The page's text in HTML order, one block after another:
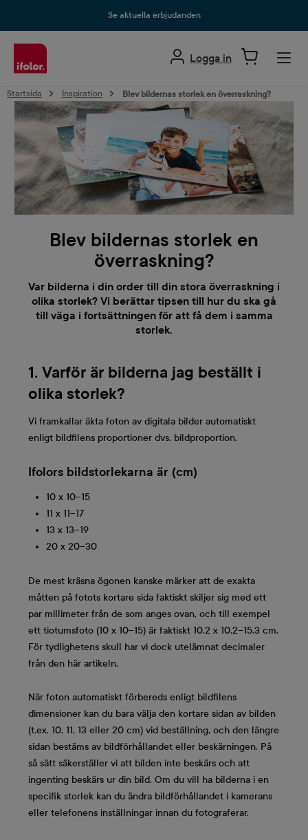
Se aktuella erbjudanden
Logga in
Startsida Inspiration Blev bildernas storlek en överraskning?
Blev bildernas storlek en
överraskning?
Var bilderna i din order till din stora överraskning i
olika storlek? Vi berättar tipsen till hur du ska gå
till väga i fortsättningen för att få dem i samma
storlek.
1. Varför är bilderna jag beställt i
olika storlek?
Vi framkallar äkta foton av digitala bilder automatiskt
enligt bildfilens proportioner dvs. bildproportion.
Ifolors bildstorlekarna är (cm)
10 x 10–15
11 x 11–17
13 x 13–19
20 x 20–30
De mest kräsna ögonen kanske märker att de exakta
måtten på fotots kortare sida faktiskt skiljer sig med ett
par millimeter från de som anges ovan, och till exempel
ett tiotumsfoto (10 x 10–15) är faktiskt 10,2 x 10,2–15,3 cm.
För tydlighetens skull har vi dock utelämnat decimaler
från den här artikeln.
När foton automatiskt förbereds enligt bildfilens
dimensioner kan du bara välja den kortare sidan av bilden
(t.ex. 10, 11, 13 eller 20 cm) vid beställning, och den längre
sidan bestäms av bildförhållandet eller beskärningen. På
så sätt säkerställer vi att bilden inte beskärs och att
ingenting beskärs ur din bild. Om du vill ha bilderna i en
specifik storlek kan du ändra bildförhållandet i kamerans
eller telefonens inställningar innan du fotograferar.